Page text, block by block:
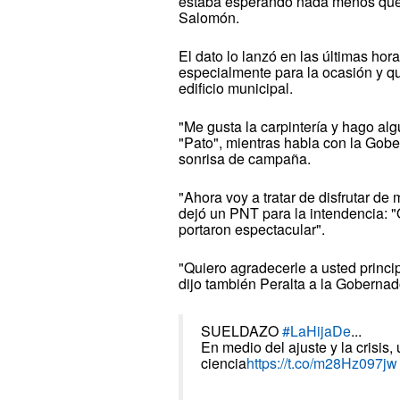
Salomón.
El dato lo lanzó en las últimas
especialmente para la ocasión y
edificio municipal.
"Me gusta la carpintería y hago
"Pato", mientras habla con la
sonrisa de campaña.
"Ahora voy a tratar de disfrutar de
dejó un PNT para la intendencia:
portaron espectacular".
"Quiero agradecerle a usted
dijo también Peralta a la
SUELDAZO#LaHijaDe...
En medio del ajuste y la
cienciahttps://t.co/m28Hz097jw